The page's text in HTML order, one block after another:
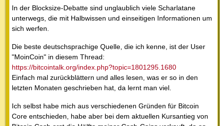
In der Blocksize-Debatte sind unglaublich viele Scharlatane
unterwegs, die mit Halbwissen und einseitigen Informationen um
sich werfen.
Die beste deutschsprachige Quelle, die ich kenne, ist der User
"MoinCoin" in diesem Thread:
https://bitcointalk.org/index.php?topic=1801295.1680
Einfach mal zurückblättern und alles lesen, was er so in den
letzten Monaten geschrieben hat, da lernt man viel.
Ich selbst habe mich aus verschiedenen Gründen für Bitcoin
Core entschieden, habe aber bei dem aktuellen Kursantieg von